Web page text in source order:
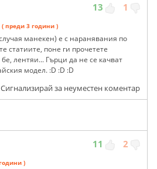
13 1
( преди 3 години )
манекен) е с наранявания по
статиите, поне ги прочетете
лентяи... Гърци да не се качват
модел. :D :D :D
Сигнализирай за неуместен коментар
11 2
)